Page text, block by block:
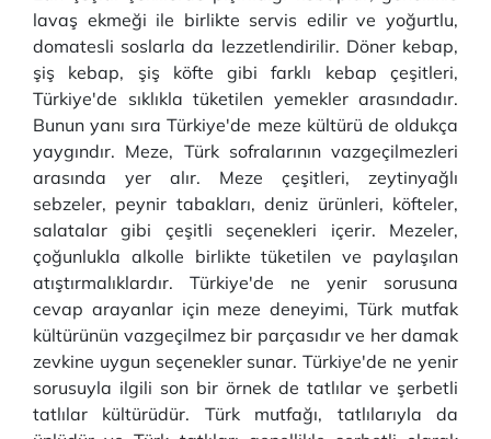
lavaş ekmeği ile birlikte servis edilir ve yoğurtlu,
domatesli soslarla da lezzetlendirilir. Döner kebap,
şiş kebap, şiş köfte gibi farklı kebap çeşitleri,
Türkiye'de sıklıkla tüketilen yemekler arasındadır.
Bunun yanı sıra Türkiye'de meze kültürü de oldukça
yaygındır. Meze, Türk sofralarının vazgeçilmezleri
arasında yer alır. Meze çeşitleri, zeytinyağlı
sebzeler, peynir tabakları, deniz ürünleri, köfteler,
salatalar gibi çeşitli seçenekleri içerir. Mezeler,
çoğunlukla alkolle birlikte tüketilen ve paylaşılan
atıştırmalıklardır. Türkiye'de ne yenir sorusuna
cevap arayanlar için meze deneyimi, Türk mutfak
kültürünün vazgeçilmez bir parçasıdır ve her damak
zevkine uygun seçenekler sunar. Türkiye'de ne yenir
sorusuyla ilgili son bir örnek de tatlılar ve şerbetli
tatlılar kültürüdür. Türk mutfağı, tatlılarıyla da